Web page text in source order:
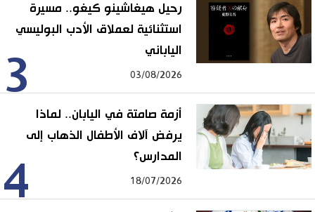
3
رحيل هيغاشينو كيغو.. مسيرة
استثنائية لعملاق الأدب البوليسي
الياباني
03/08/2026
4
أزمة صامتة في اليابان.. لماذا
يرفض آلاف الأطفال الذهاب إلى
المدارس؟
18/07/2026